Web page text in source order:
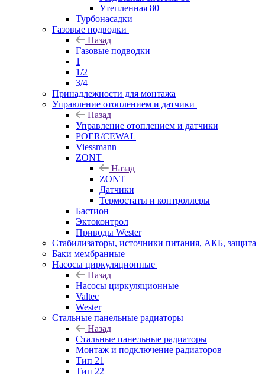
Утепленная 80
Турбонасадки
Газовые подводки
Назад
Газовые подводки
1
1/2
3/4
Принадлежности для монтажа
Управление отоплением и датчики
Назад
Управление отоплением и датчики
POER/CEWAL
Viessmann
ZONT
Назад
ZONT
Датчики
Термостаты и контроллеры
Бастион
Эктоконтрол
Приводы Wester
Стабилизаторы, источники питания, АКБ, защита
Баки мембранные
Насосы циркуляционные
Назад
Насосы циркуляционные
Valtec
Wester
Стальные панельные радиаторы
Назад
Стальные панельные радиаторы
Монтаж и подключение радиаторов
Тип 21
Тип 22